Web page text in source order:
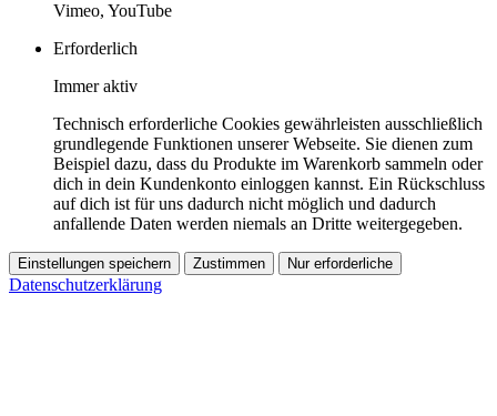
Vimeo, YouTube
Erforderlich
Immer aktiv
Technisch erforderliche Cookies gewährleisten ausschließlich
grundlegende Funktionen unserer Webseite. Sie dienen zum
Beispiel dazu, dass du Produkte im Warenkorb sammeln oder
dich in dein Kundenkonto einloggen kannst. Ein Rückschluss
auf dich ist für uns dadurch nicht möglich und dadurch
anfallende Daten werden niemals an Dritte weitergegeben.
Einstellungen speichern Zustimmen Nur erforderliche
Datenschutzerklärung